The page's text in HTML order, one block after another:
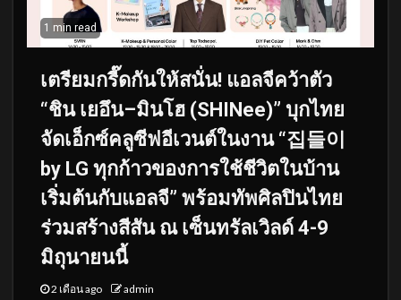
1 min read
เตรียมกรี๊ดกันให้สนั่น! แอลจีคว้าตัว
“ชิน เยอึน–มินโฮ (SHINee)” บุกไทย
จัดเอ็กซ์คลูซีฟอีเวนต์ในงาน “집들이
by LG ทุกก้าวของการใช้ชีวิตในบ้าน
เริ่มต้นกับแอลจี” พร้อมทัพศิลปินไทย
ร่วมสร้างสีสัน ณ เซ็นทรัลเวิลด์ 4-9
มิถุนายนนี้
2 เดือน ago admin